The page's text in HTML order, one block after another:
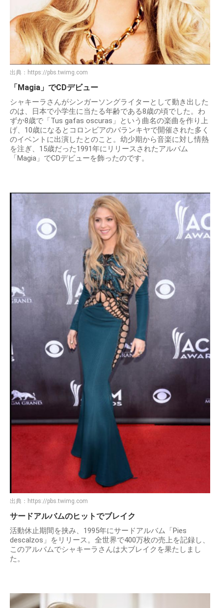
出典： https://pbs.twimg.com
「Magia」でCDデビュー
シャキーラさんがシンガーソングライターとして動き出した
のは、日本で小学生に当たる年齢である8歳の頃でした。わ
ずか8歳で「Tus gafas oscuras」という曲名の楽曲を作り上
げ、10歳になるとコロンビアのバランキヤで開催された多く
のイベントに出演したとのこと。幼少期から音楽に対し情熱
を注ぎ、15歳だった1991年にリリースされたアルバム
「Magia」でCDデビューを飾ったのです。
出典： https://pbs.twimg.com
サードアルバムのヒットでブレイク
活動休止期間を挟み、1995年にサードアルバム「Pies
descalzos」をリリース。全世界で400万枚の売上を記録し、
このアルバムでシャキーラさんは大ブレイクを果たしまし
た。